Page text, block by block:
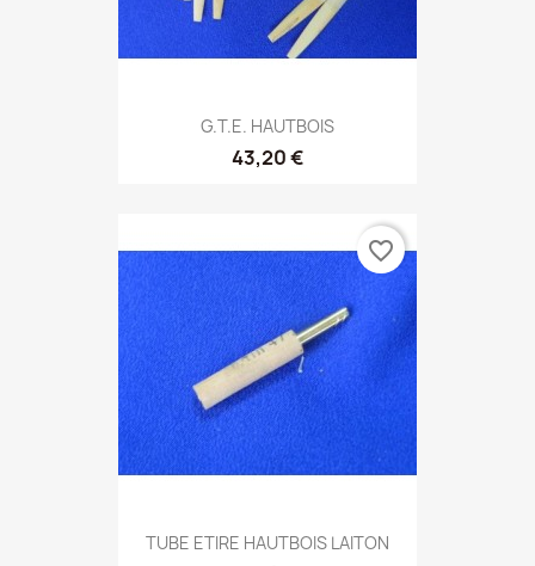
G.T.E. HAUTBOIS
43,20 €
TUBE ETIRE HAUTBOIS LAITON
favorite_border